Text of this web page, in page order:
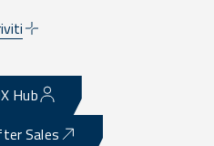
Hub
Sales